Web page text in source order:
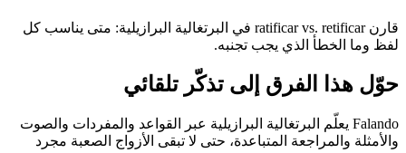
قارن ratificar vs. retificar في البرتغالية البرازيلية: متى يناسب كل
لفظ وما الخطأ الذي يجب تجنبه.
حوّل هذا الفرق إلى تذكّر تلقائي
Falando يعلّم البرتغالية البرازيلية عبر القواعد والمفردات والصوت
والأمثلة والمراجعة المتباعدة، حتى لا تبقى الأزواج الصعبة مجرد